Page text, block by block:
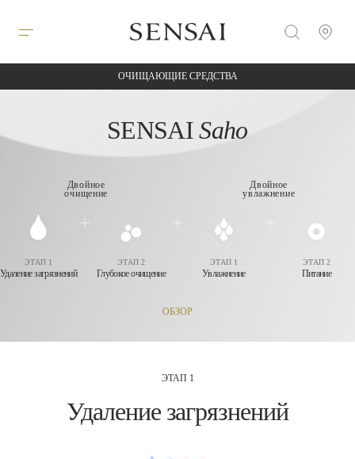
ОЧИЩАЮЩИЕ СРЕДСТВА
SENSAISaho
ОБЗОР
Удаление загрязнений
ЭТАП 1
Двойное
очищение
Глубокое очищение
ЭТАП 2
Увлажнение
ЭТАП 1
Двойное
увлажнение
Питание
ЭТАП 2
ЭТАП 1
Удаление загрязнений